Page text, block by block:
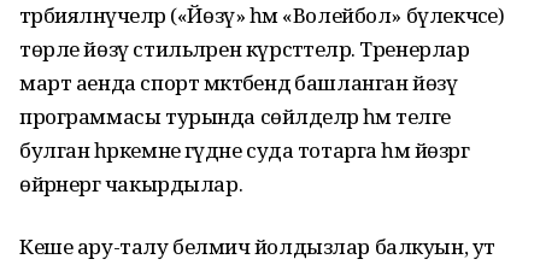
тәрбияләнүчеләр («Йөзү» һәм «Волейбол» бүлекчәсе)
төрле йөзү стильләрен күрсәттеләр. Тренерлар
март аенда спорт мәктәбендә башланган йөзү
программасы турында сөйләделәр һәм теләге
булган һәркемне гәүдәне суда тотарга һәм йөзәргә
өйрәнергә чакырдылар.
Кеше ару-талу белмичә йолдызлар балкуын, ут